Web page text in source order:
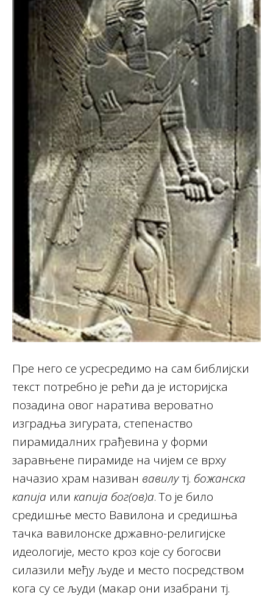
Пре него се усресредимо на сам библијски
текст потребно је рећи да је историјска
позадина овог наратива вероватно
изградња зигурата, степенаство
пирамидалних грађевина у форми
заравњене пирамиде на чијем се врху
начазио храм називан вавилутј. божанска
капија или капија бог(ов)а. То је било
средишње место Вавилона и средишња
тачка вавилонске државно-религијске
идеологије, место кроз које су богосви
силазили међу људе и место посредством
кога су се људи (макар они изабрани тј.